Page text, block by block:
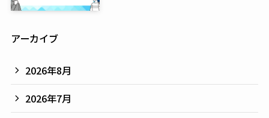
アーカイブ
2026年8月
2026年7月